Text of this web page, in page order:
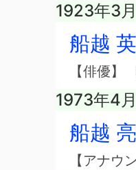
1923年3
船越
【俳優】
1973年4
船越
【アナウ